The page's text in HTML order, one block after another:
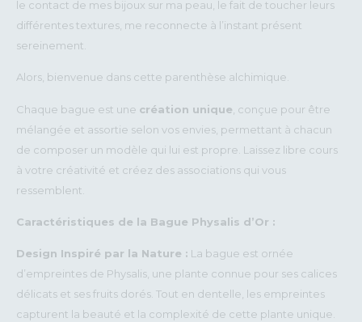
le contact de mes bijoux sur ma peau, le fait de toucher leurs
différentes textures, me reconnecte à l’instant présent
sereinement.
Alors, bienvenue dans cette parenthèse alchimique.
Chaque bague est une création unique , conçue pour être
mélangée et assortie selon vos envies, permettant à chacun
de composer un modèle qui lui est propre. Laissez libre cours
à votre créativité et créez des associations qui vous
ressemblent.
Caractéristiques de la Bague Physalis d’Or :
Design Inspiré par la Nature : La bague est ornée
d’empreintes de Physalis, une plante connue pour ses calices
délicats et ses fruits dorés. Tout en dentelle, les empreintes
capturent la beauté et la complexité de cette plante unique.